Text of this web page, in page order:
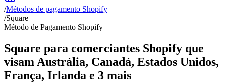
/Métodos de pagamento Shopify
/Square
Método de Pagamento Shopify
Square para comerciantes Shopify que
visam Austrália, Canadá, Estados Unidos,
França, Irlanda e 3 mais